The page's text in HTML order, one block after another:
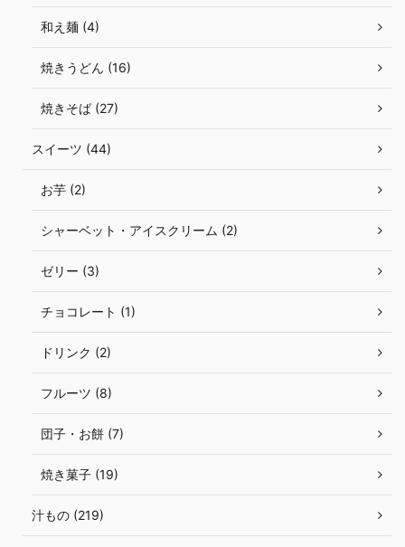
和え麺 (4)
焼きうどん (16)
焼きそば (27)
スイーツ (44)
お芋 (2)
シャーベット・アイスクリーム (2)
ゼリー (3)
チョコレート (1)
ドリンク (2)
フルーツ (8)
団子・お餅 (7)
焼き菓子 (19)
汁もの (219)